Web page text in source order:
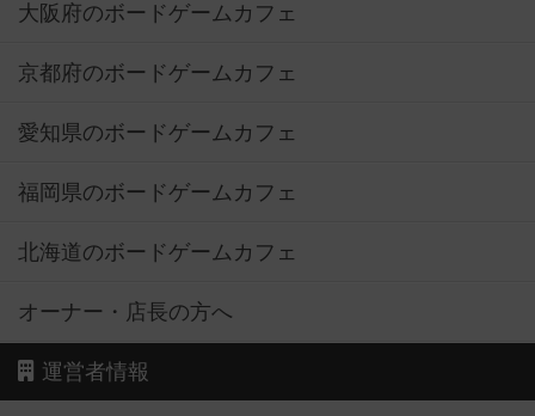
大阪府のボードゲームカフェ
京都府のボードゲームカフェ
愛知県のボードゲームカフェ
福岡県のボードゲームカフェ
北海道のボードゲームカフェ
オーナー・店長の方へ
運営者情報